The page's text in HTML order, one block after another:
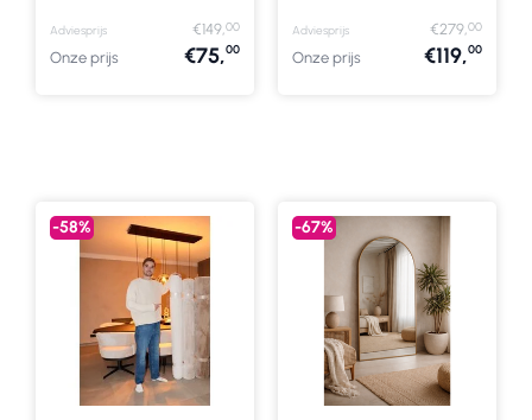
Adviesprijs €149,00
Onze prijs €75,00
Adviesprijs €279,00
Onze prijs €119,00
-58% -67%